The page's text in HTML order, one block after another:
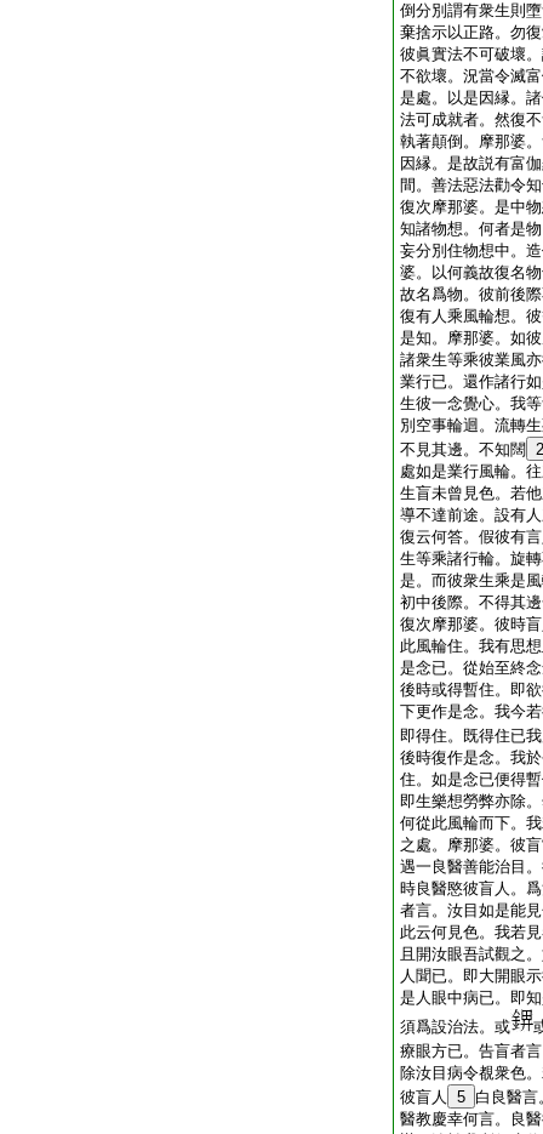
倒分別謂有衆生則
棄捨示以正路。勿
彼眞實法不可破壞
不欲壞。況當令滅
是處。以是因縁。
法可成就者。然復
執著顛倒。摩那婆
因縁。是故説有富
間。善法惡法勸令
復次摩那婆。是中
知諸物想。何者是
妄分別住物想中。
婆。以何義故復名
故名爲物。彼前後
復有人乘風輪想。
是知。摩那婆。如
諸衆生等乘彼業風
業行已。還作諸行
生彼一念覺心。我
別空事輪迴。流轉
不見其邊。不知闊 2
處如是業行風輪。
生盲未曾見色。若
導不達前途。設有
復云何答。假彼有
生等乘諸行輪。旋
是。而彼衆生乘是
初中後際。不得其
復次摩那婆。彼時
此風輪住。我有思
是念已。從始至終
後時或得暫住。即
下更作是念。我今
即得住。既得住已
後時復作是念。我
住。如是念已便得
即生樂想勞弊亦除
何從此風輪而下。
之處。摩那婆。彼
遇一良醫善能治目
時良醫愍彼盲人。
者言。汝目如是能
此云何見色。我若
且開汝眼吾試觀之
人聞已。即大開眼
是人眼中病已。即
須爲設治法。或
療眼方已。告盲者
除汝目病令覩衆色
彼盲人
5 白良醫
醫教慶幸何言。良